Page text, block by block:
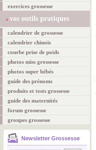
exercices grossesse
vos outils pratiques
calendrier de grossesse
calendrier chinois
courbe prise de poids
photos miss grossesse
photos super bébés
guide des prénoms
produits et tests grossesse
guide des maternités
forum grossesse
groupes grossesse
Newsletter Grossesse